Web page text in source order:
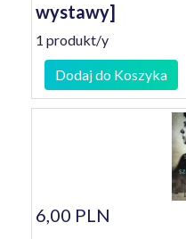
wystawy]
1 produkt/y
Dodaj do Koszyka
6,00 PLN